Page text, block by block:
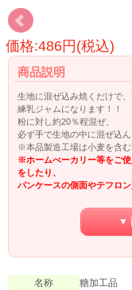
価格:486円(税込)
商品説明
生地に混ぜ込み焼くだけで
練乳ジャムになります！！
粉に対し約20％程混ぜ、
必ず手で生地の中に混ぜ込ん
※本品製造工場は小麦を含む
※ホームべーカリー等をご
をしたり、
パンケースの側面やテフロ
※スポンジやクッキー、マ
ピングに使用すると溶けな
必ず生地の中に練りこんで
※最低でも生地の中で8-10分
▼
名称
糖加工品